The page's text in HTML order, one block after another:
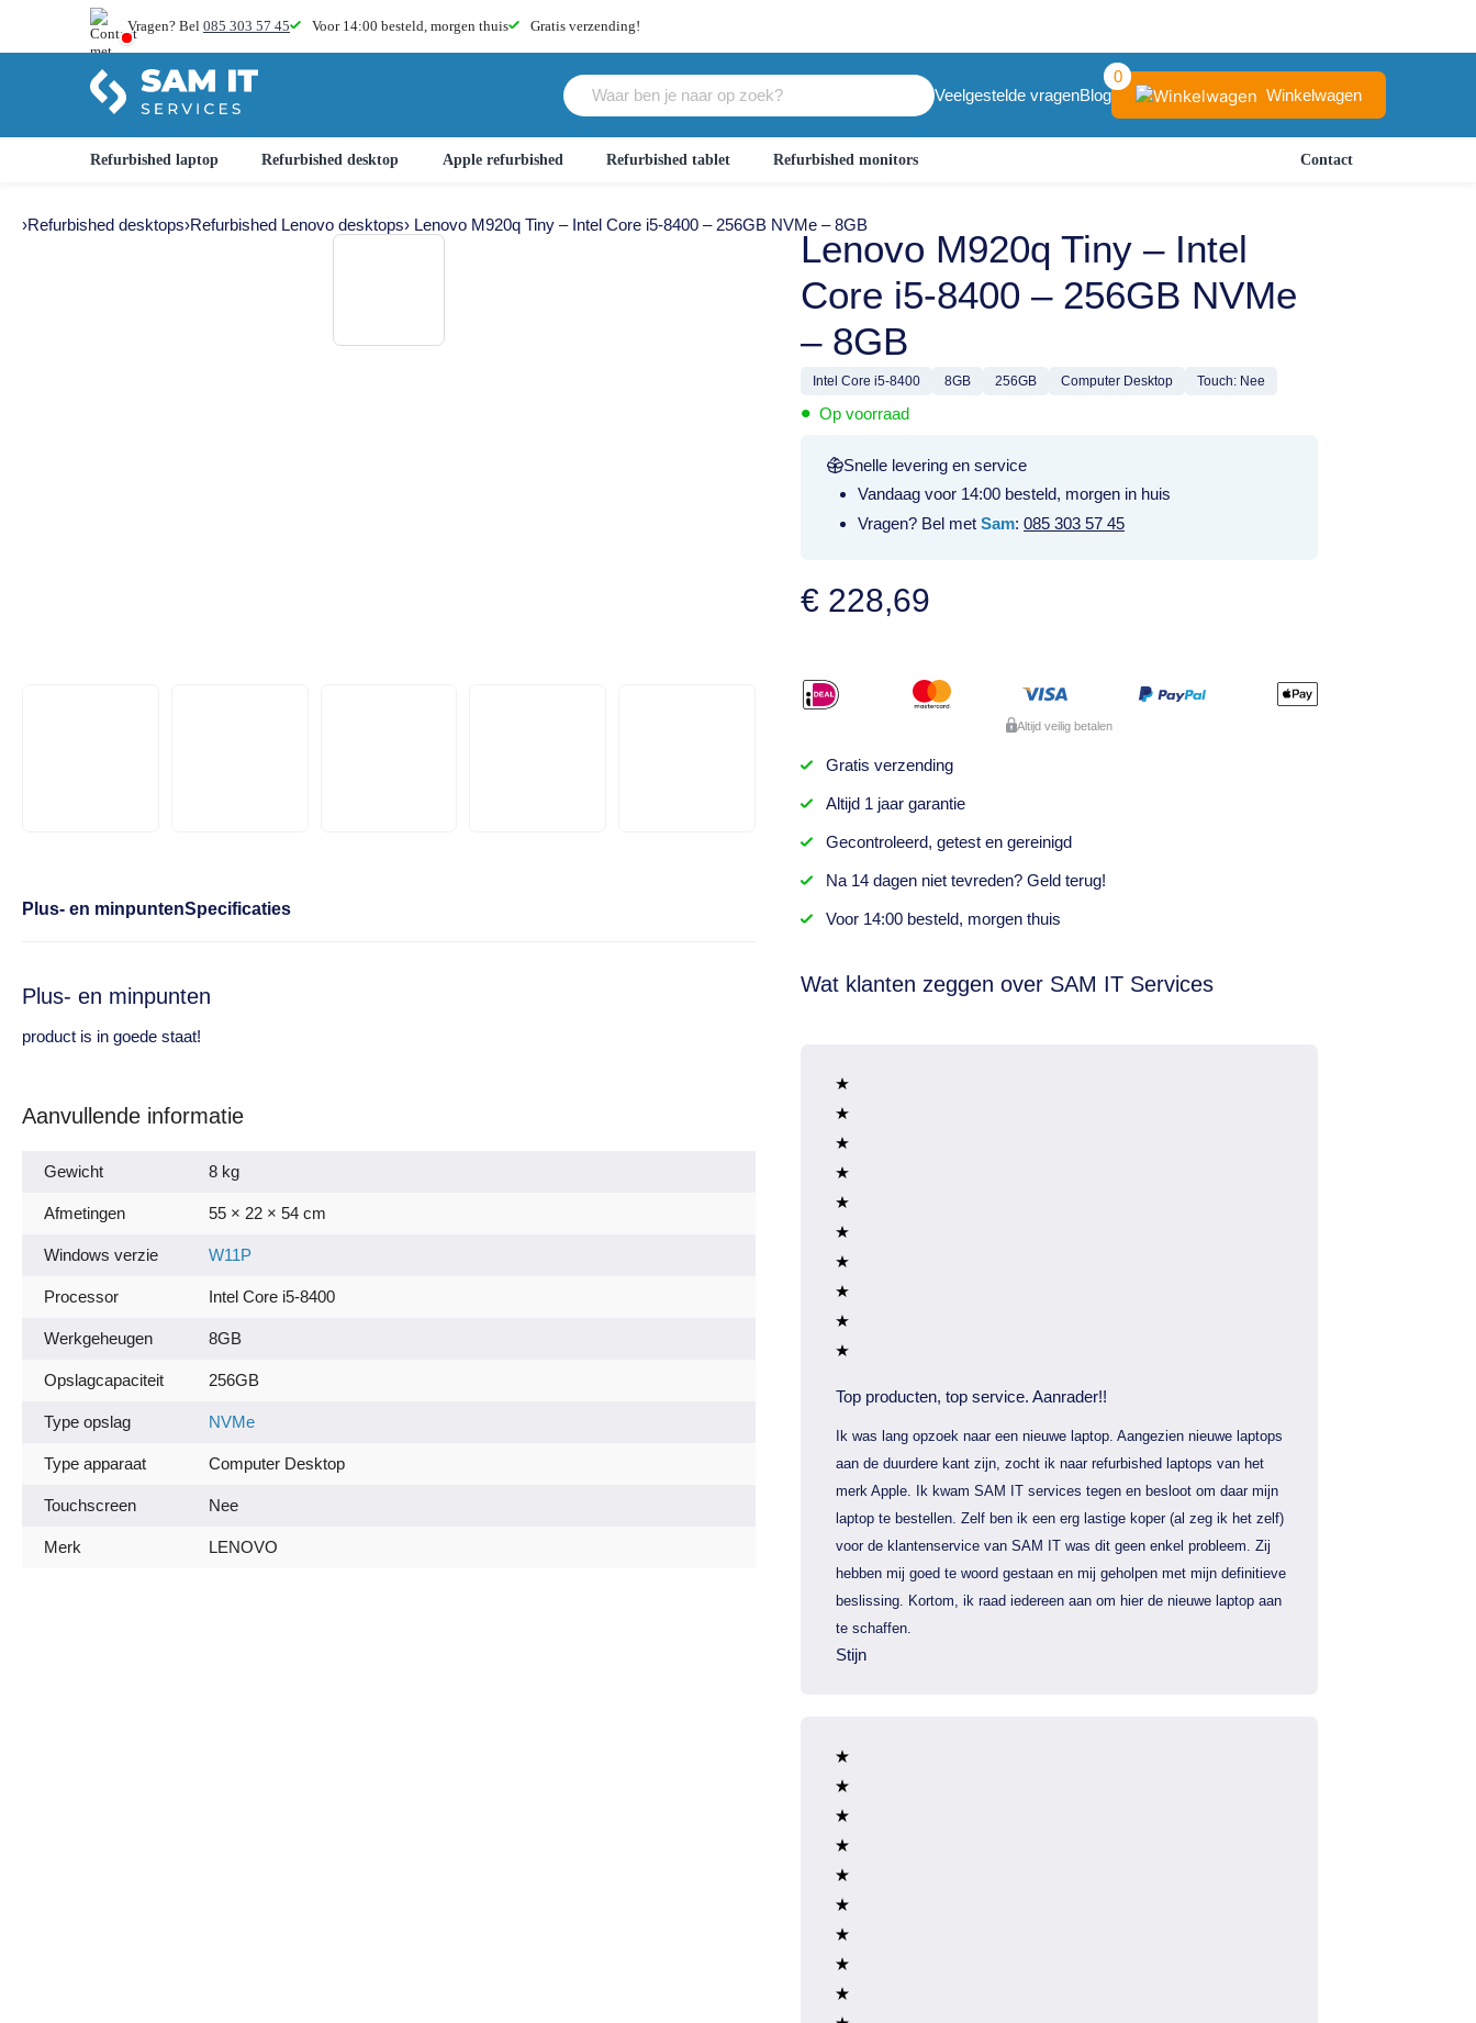
Vragen? Bel 085 303 57 45 Voor 14:00 besteld, morgen thuis Gratis verzending!
Veelgestelde vragenBlog
0
Winkelwagen
Refurbished laptop Refurbished desktop Apple refurbished Refurbished tablet Refurbished monitors Contact
›Refurbished desktops›Refurbished Lenovo desktops› Lenovo M920q Tiny – Intel Core i5-8400 – 256GB NVMe – 8GB
Plus- en minpuntenSpecificaties
Plus- en minpunten
product is in goede staat!
Aanvullende informatie
Gewicht 8 kg
Afmetingen 55 × 22 × 54 cm
Windows verzie W11P
Processor Intel Core i5-8400
Werkgeheugen 8GB
Opslagcapaciteit 256GB
Type opslag NVMe
Type apparaat Computer Desktop
Touchscreen Nee
Merk LENOVO
Lenovo M920q Tiny – Intel
Core i5-8400 – 256GB NVMe
– 8GB
Intel Core i5-8400 8GB 256GB Computer Desktop Touch: Nee
• Op voorraad
Snelle levering en service
Vandaag voor 14:00 besteld, morgen in huis
Vragen? Bel met Sam: 085 303 57 45
€ 228,69
Altijd veilig betalen
Gratis verzending
Altijd 1 jaargarantie
Gecontroleerd, getesten gereinigd
Na 14 dagenniet tevreden? Geld terug!
Voor 14:00 besteld, morgen thuis
Wat klanten zeggen over SAM IT Services
Top producten, top service. Aanrader!!
Ik was lang opzoek naar een nieuwe laptop. Aangezien nieuwe laptops
aan de duurdere kant zijn, zocht ik naar refurbished laptops van het
merk Apple. Ik kwam SAM IT services tegen en besloot om daar mijn
laptop te bestellen. Zelf ben ik een erg lastige koper (al zeg ik het zelf)
voor de klantenservice van SAM IT was dit geen enkel probleem. Zij
hebben mij goed te woord gestaan en mij geholpen met mijn definitieve
beslissing. Kortom, ik raad iedereen aan om hier de nieuwe laptop aan
te schaffen.
Stijn